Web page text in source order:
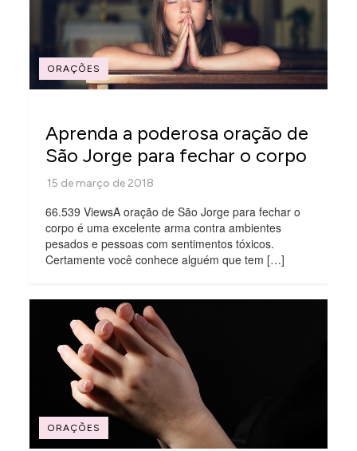
ORAÇÕES
Aprenda a poderosa oração de
São Jorge para fechar o corpo
66.539 ViewsA oração de São Jorge para fechar o
corpo é uma excelente arma contra ambientes
pesados e pessoas com sentimentos tóxicos.
Certamente você conhece alguém que tem […]
ORAÇÕES